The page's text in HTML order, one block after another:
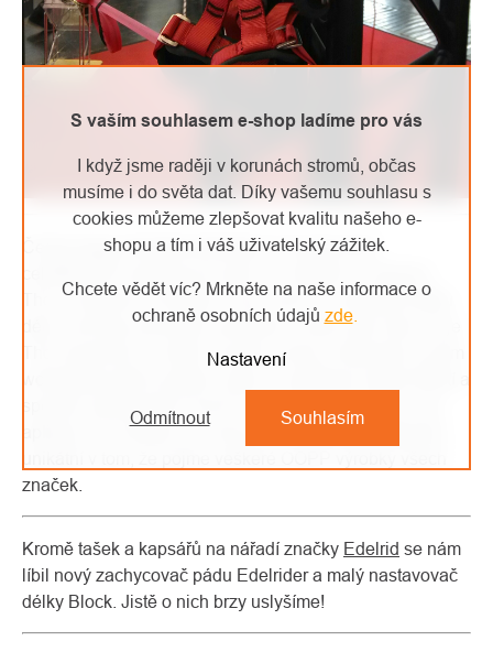
S vaším souhlasem e-shop ladíme pro vás
I když jsme raději v korunách stromů, občas
musíme i do světa dat. Díky vašemu souhlasu s
cookies můžeme zlepšovat kvalitu našeho e-
shopu a tím i váš uživatelský zážitek.
Chcete vědět víc? Mrkněte na naše informace o
ochraně osobních údajů zde.
Nastavení
Odmítnout Souhlasím
Ocúnoficiálně představil nový koncept
Thor. Na pracovní kolekci Ocún jsme se načekali trošku
déle, než bylo původně oznámeno, proto jsme rádi, že je
Thor konečně na světě. Na jeho vývoji a testování se tým
aplikaci pro evidence a revize OOPP, která je naprosto
značek.
Kromě tašek a kapsářů na nářadí značky Edelrid se nám
líbil nový zachycovač pádu Edelrider a malý nastavovač
délky Block. Jistě o nich brzy uslyšíme!